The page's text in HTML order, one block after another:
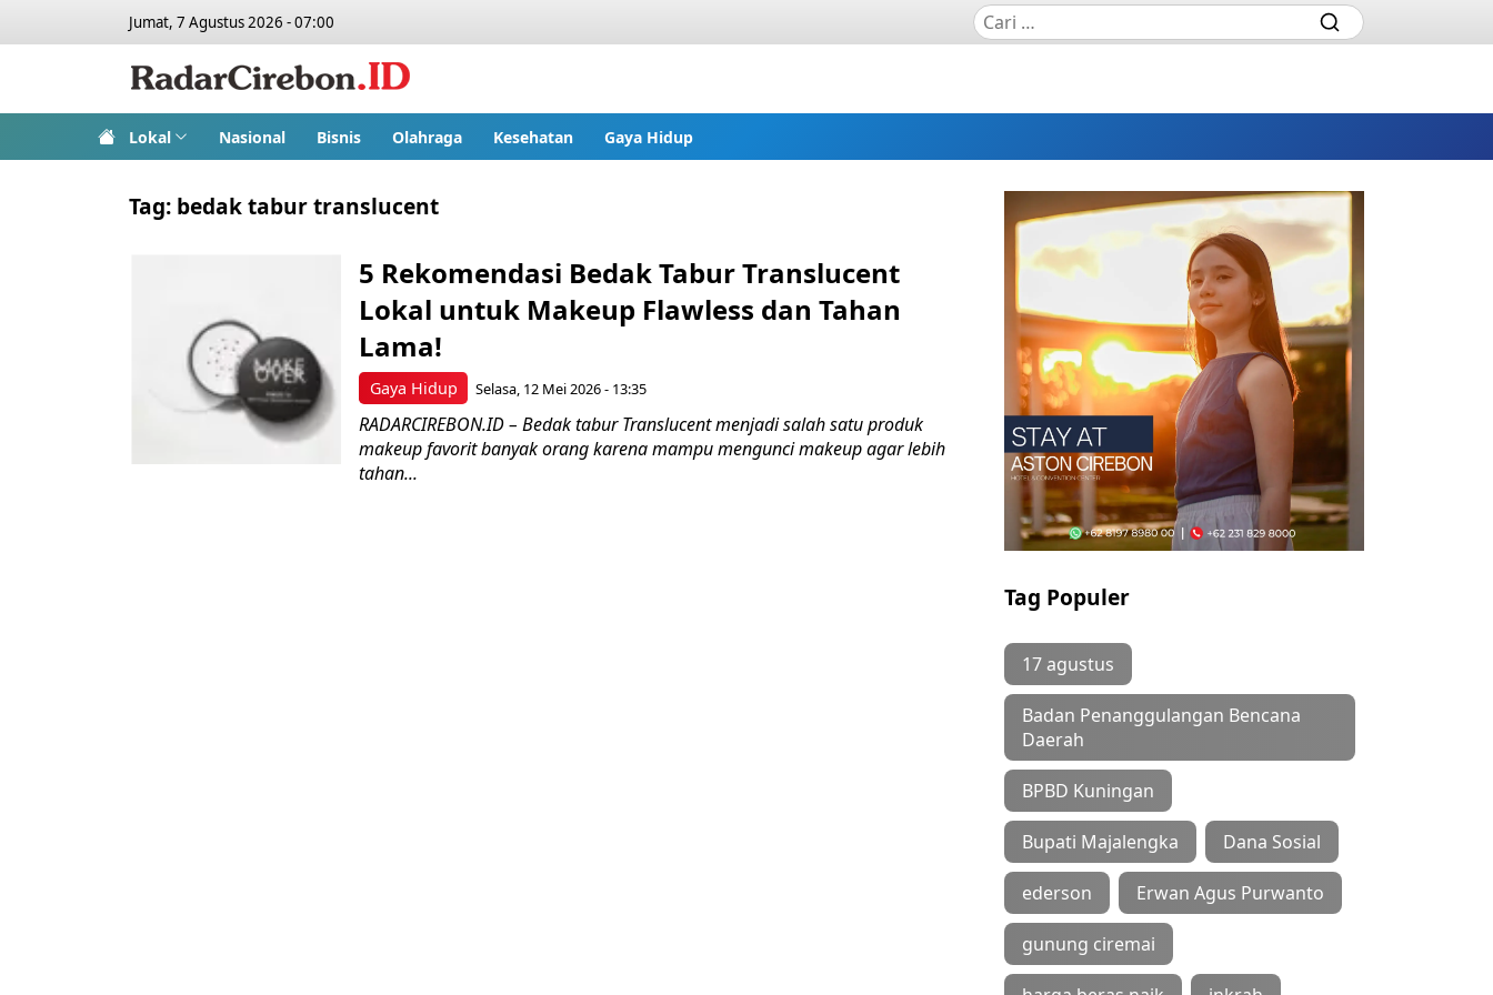
Jumat, 7 Agustus 2026 - 07:00
Lokal Nasional Bisnis Olahraga Kesehatan Gaya Hidup
Tag: bedak tabur translucent
Gaya Hidup
5 Rekomendasi Bedak Tabur Translucent
Lokal untuk Makeup Flawless dan Tahan
Lama!
Selasa, 12 Mei 2026 - 13:35
RADARCIREBON.ID – Bedak tabur Translucent menjadi salah satu produk
makeup favorit banyak orang karena mampu mengunci makeup agar lebih
tahan...
Tag Populer
17 agustus
Badan Penanggulangan Bencana
Daerah
BPBD Kuningan
Bupati Majalengka Dana Sosial
ederson Erwan Agus Purwanto
gunung ciremai